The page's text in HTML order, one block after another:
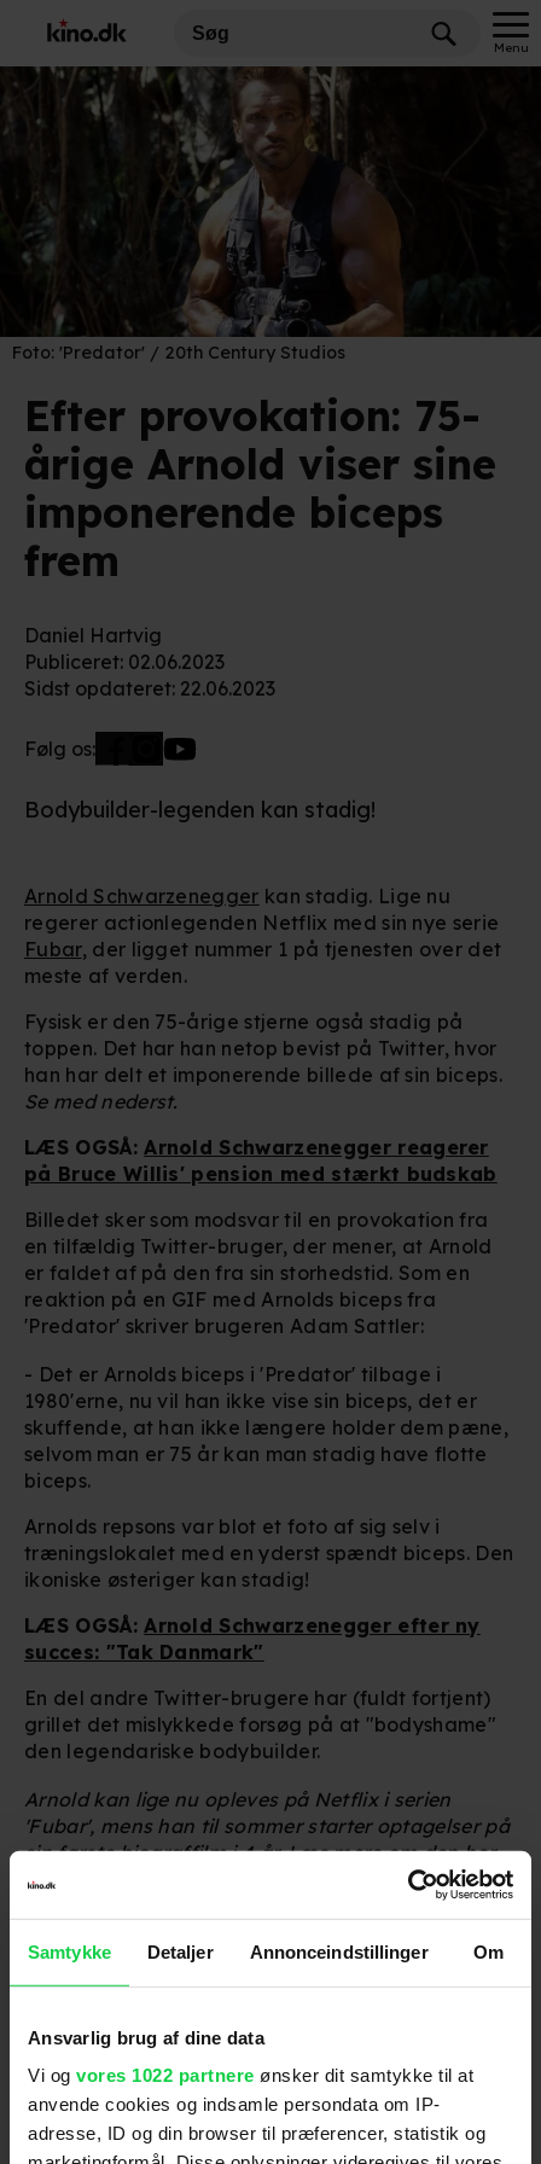
Samtykke Detaljer Annonceindstillinger Om
Ansvarlig brug af dine data
Vi og vores 1022 partnere ønsker dit samtykke til at
anvende cookies og indsamle persondata om IP-
adresse, ID og din browser til præferencer, statistik og
Menu
Foto: 'Predator' / 20th Century Studios
Efter provokation: 75-
årige Arnold viser sine
imponerende biceps
frem
Daniel Hartvig
Publiceret: 02.06.2023
Sidst opdateret: 22.06.2023
Følg os:
Bodybuilder-legenden kan stadig!
Arnold Schwarzenegger kan stadig. Lige nu
regerer actionlegenden Netflix med sin nye serie
Fubar, der ligget nummer 1 på tjenesten over det
meste af verden.
Fysisk er den 75-årige stjerne også stadig på
toppen. Det har han netop bevist på Twitter, hvor
han har delt et imponerende billede af sin biceps.
Se med nederst.
LÆS OGSÅ:Arnold Schwarzenegger reagerer
på Bruce Willis' pension med stærkt budskab
Billedet sker som modsvar til en provokation fra
en tilfældig Twitter-bruger, der mener, at Arnold
er faldet af på den fra sin storhedstid. Som en
reaktion på en GIF med Arnolds biceps fra
'Predator' skriver brugeren Adam Sattler:
- Det er Arnolds biceps i 'Predator' tilbage i
1980'erne, nu vil han ikke vise sin biceps, det er
skuffende, at han ikke længere holder dem pæne,
selvom man er 75 år kan man stadig have flotte
biceps.
Arnolds repsons var blot et foto af sig selv i
træningslokalet med en yderst spændt biceps. Den
ikoniske østeriger kan stadig!
LÆS OGSÅ:Arnold Schwarzenegger efter ny
succes: "Tak Danmark"
En del andre Twitter-brugere har (fuldt fortjent)
grillet det mislykkede forsøg på at "bodyshame"
den legendariske bodybuilder.
Arnold kan lige nu opleves på Netflix i serien
'Fubar', mens han til sommer starter optagelser på
sin første biograffilm i 4 år.Læs mere om den her.
https://t.co/QE0Oz9QKtR
pic.twitter.com/QoxDUELzek
linket her og tillad alle cookies)